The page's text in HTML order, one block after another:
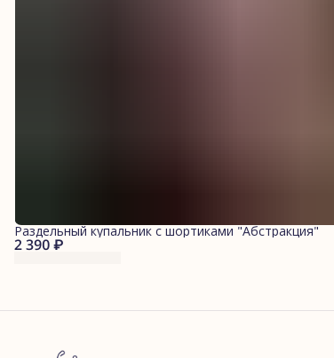
2 390 ₽
Раздельный купальник с шортиками "Абстракция"